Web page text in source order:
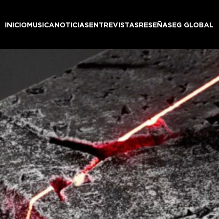
INICIOMUSICANOTICIASENTREVISTASRESEÑASEG GLOBAL